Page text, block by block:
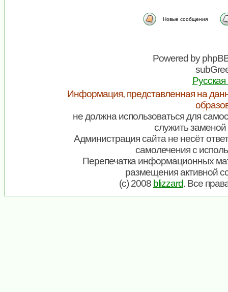
Новые сообщения
Powered by
Информация, представленная на
не должна использоваться для
служить заменой
Администрация сайта не несёт
самолечения с
Перепечатка информационных
размещения активной
(c) 2008 blizzard. Все